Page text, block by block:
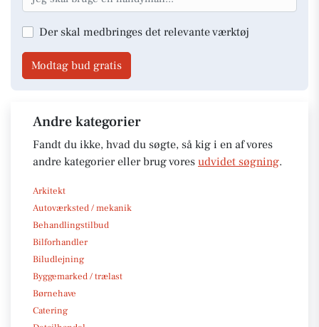
Der skal medbringes det relevante værktøj
Modtag bud gratis
Andre kategorier
Fandt du ikke, hvad du søgte, så kig i en af vores
andre kategorier eller brug vores udvidet søgning.
Arkitekt
Autoværksted / mekanik
Behandlingstilbud
Bilforhandler
Biludlejning
Byggemarked / trælast
Børnehave
Catering